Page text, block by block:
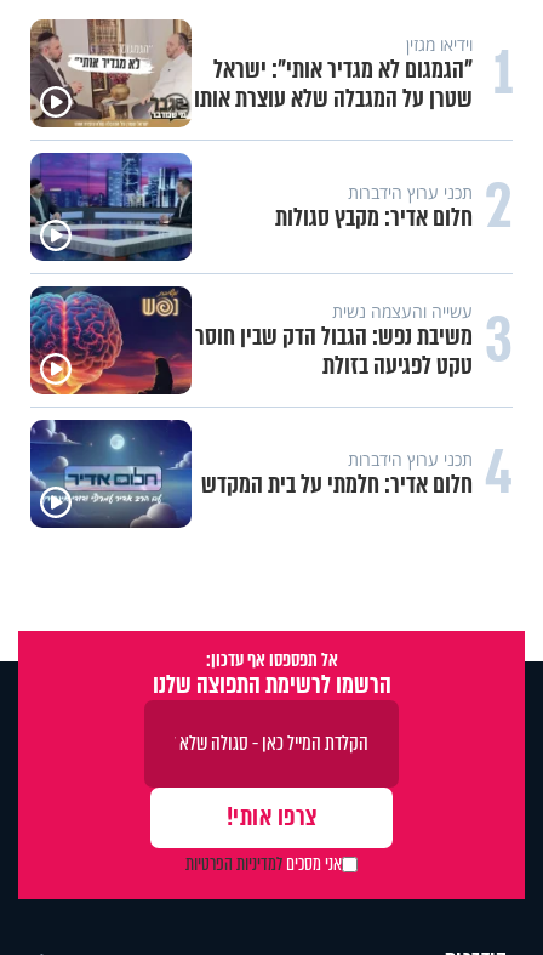
1 וידיאו מגזין
"הגמגום לא מגדיר אותי": ישראל
שטרן על המגבלה שלא עוצרת אותו
2 תכני ערוץ הידברות
חלום אדיר: מקבץ סגולות
3 עשייה והעצמה נשית
משיבת נפש: הגבול הדק שבין חוסר
טקט לפגיעה בזולת
4 תכני ערוץ הידברות
חלום אדיר: חלמתי על בית המקדש
אל תפספסו אף עדכון:
הרשמו לרשימת התפוצה שלנו
אני מסכיםלמדיניות הפרטיות